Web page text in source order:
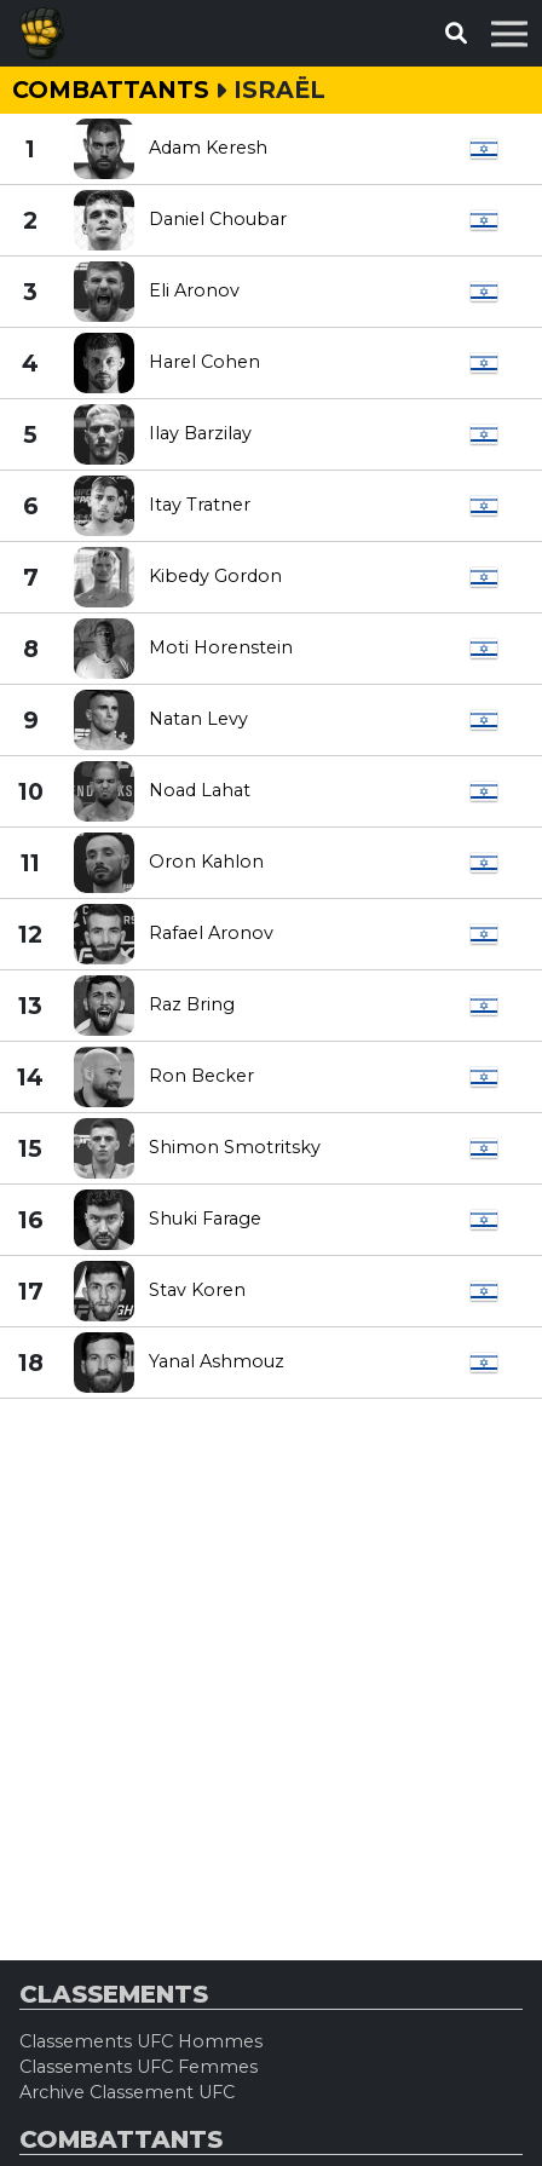
COMBATTANTS ISRAËL
1 Adam Keresh
2 Daniel Choubar
3 Eli Aronov
4 Harel Cohen
5 Ilay Barzilay
6 Itay Tratner
7 Kibedy Gordon
8 Moti Horenstein
9 Natan Levy
10 Noad Lahat
11 Oron Kahlon
12 Rafael Aronov
13 Raz Bring
14 Ron Becker
15 Shimon Smotritsky
16 Shuki Farage
17 Stav Koren
18 Yanal Ashmouz
CLASSEMENTS
Classements UFC Hommes
Classements UFC Femmes
Archive Classement UFC
COMBATTANTS